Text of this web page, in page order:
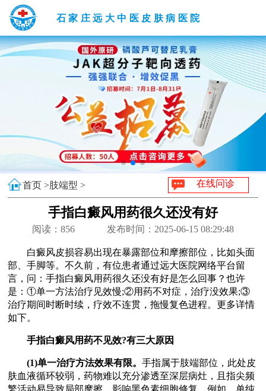
石家庄远大中医皮肤病医院
首页 >肢端型 > 在线问诊
手指白癜风用药很久还没有好
阅读： 856 发布时间：2025-06-15 08:29:48
白癜风皮损容易出现在暴露部位和摩擦部位，比如头面
部、手脚等。不久前，有位患者通过远大医院网络平台留
言，问：手指白癜风用药很久还没有好是怎么回事？也许
是：①单一方法治疗见效慢;②用药不对症，治疗没效果;③
治疗期间时断时续，疗效不连贯，拖慢复色进程。更多详情
如下。
手指白癜风用药不见效?有三大原因
(1)单一治疗方法效果有限。手指属于肢端部位，此处皮
肤血液循环较弱，药物难以充分渗透至深层病灶，且指尖频
繁活动易导致局部摩擦，影响黑色素细胞修复。例如，单纯